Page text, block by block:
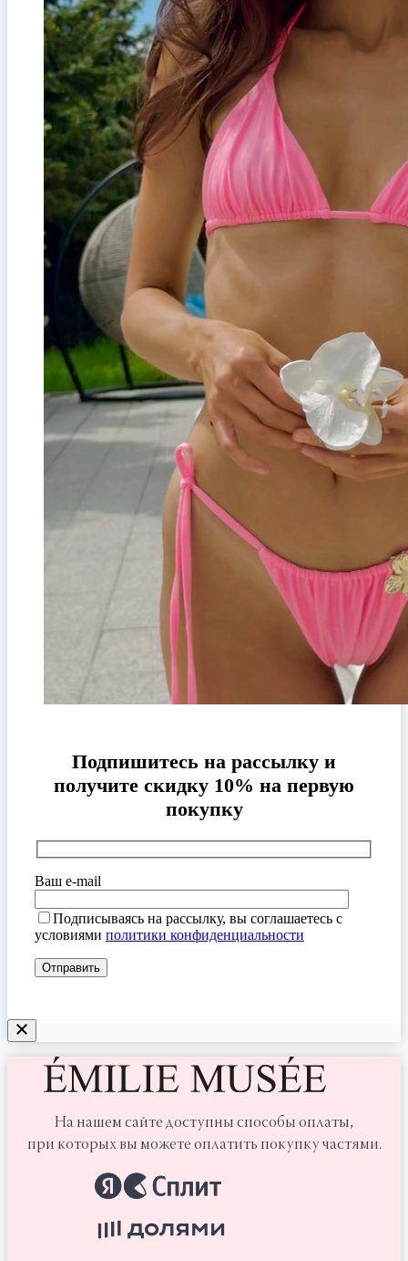
Подпишитесь на рассылку и
получите скидку 10% на первую
покупку
Ваш e-mail
Подписываясь на рассылку, вы соглашаетесь с
условиями политики конфиденциальности
На нашем сайте доступны способы оплаты,
при которых вы можете оплатить покупку частями.